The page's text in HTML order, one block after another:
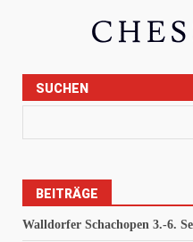
SUCHEN
BEITRÄGE
Walldorfer Schachopen 3.-6.